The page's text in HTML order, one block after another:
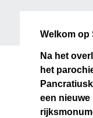
Welkom op
Na het
het
een